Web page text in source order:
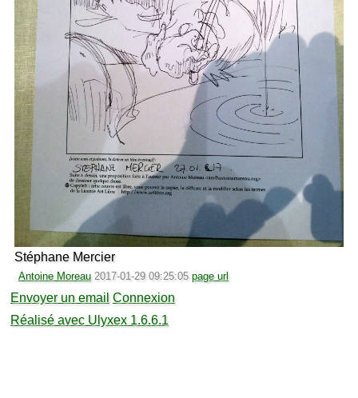
Stéphane Mercier
Antoine Moreau 2017-01-29 09:25:05 page url
Envoyer un email Connexion
Réalisé avec Ulyxex 1.6.6.1